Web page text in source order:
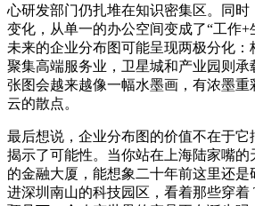
心研发部门仍扎堆在知识密集区。同时
变化，从单一的办公空间变成了“工作+
未来的企业分布图可能呈现两极分化
聚集高端服务业，卫星城和产业园则
张图会越来越像一幅水墨画，有浓墨重
云的散点。
最后想说，企业分布图的价值不在于它
揭示了可能性。当你站在上海陆家嘴的
的金融大厦，能想象二十年前这里还
进深圳南山的科技园区，看着那些穿着